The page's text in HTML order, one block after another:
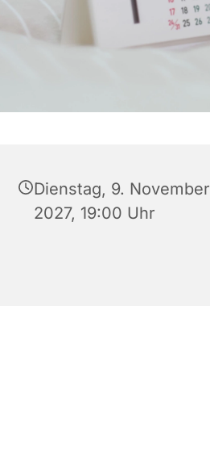
Dienstag, 9. November
2027, 19:00 Uhr